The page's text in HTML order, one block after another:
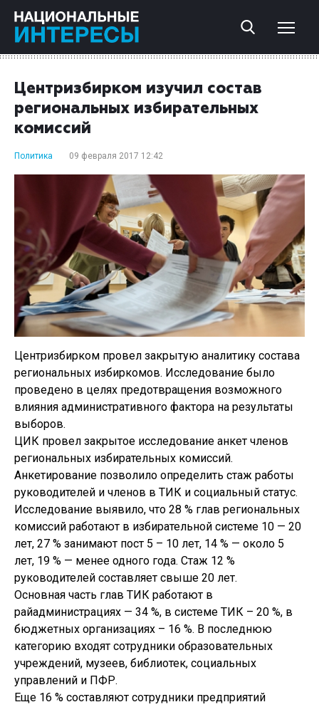
Центризбирком изучил состав
региональных избирательных
комиссий
Политика 09 февраля 2017 12:42
Центризбирком провел закрытую аналитику состава
региональных избиркомов. Исследование было
проведено в целях предотвращения возможного
влияния административного фактора на результаты
выборов.
ЦИК провел закрытое исследование анкет членов
региональных избирательных комиссий.
Анкетирование позволило определить стаж работы
руководителей и членов в ТИК и социальный статус.
Исследование выявило, что 28 % глав региональных
комиссий работают в избирательной системе 10 — 20
лет, 27 % занимают пост 5 – 10 лет, 14 % — около 5
лет, 19 % — менее одного года. Стаж 12 %
руководителей составляет свыше 20 лет.
Основная часть глав ТИК работают в
райадминистрациях — 34 %, в системе ТИК – 20 %, в
бюджетных организациях – 16 %. В последнюю
категорию входят сотрудники образовательных
учреждений, музеев, библиотек, социальных
управлений и ПФР.
Еще 16 % составляют сотрудники предприятий